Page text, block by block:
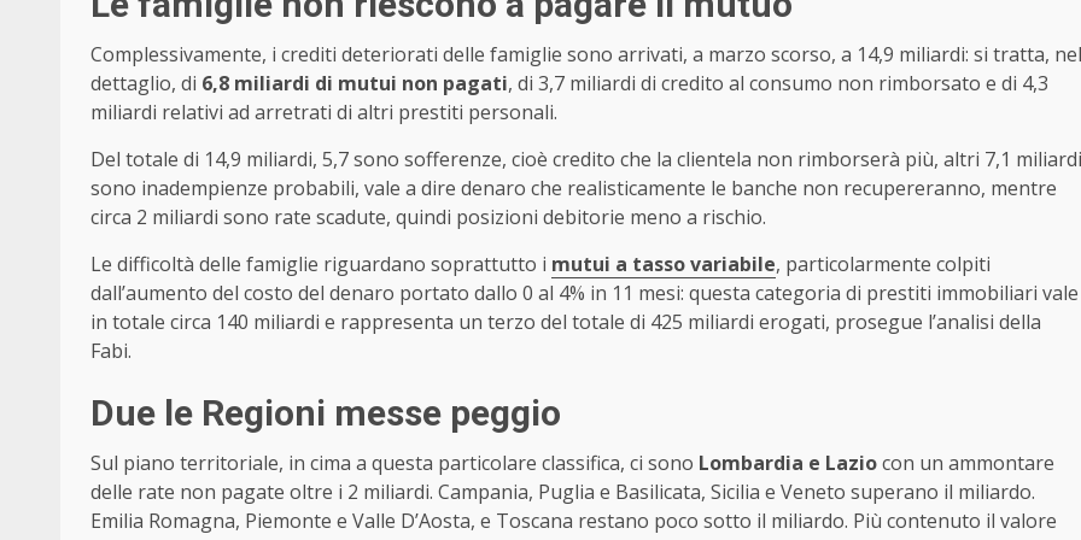
Complessivamente, i crediti deteriorati delle famiglie sono arrivati, a marzo scorso, a 14,9 miliardi: si tratta, nel
dettaglio, di 6,8 miliardi di mutui non pagati, di 3,7 miliardi di credito al consumo non rimborsato e di 4,3
miliardi relativi ad arretrati di altri prestiti personali.
Del totale di 14,9 miliardi, 5,7 sono sofferenze, cioè credito che la clientela non rimborserà più, altri 7,1 miliardi
sono inadempienze probabili, vale a dire denaro che realisticamente le banche non recupereranno, mentre
circa 2 miliardi sono rate scadute, quindi posizioni debitorie meno a rischio.
Le difficoltà delle famiglie riguardano soprattutto i mutui a tasso variabile, particolarmente colpiti
dall’aumento del costo del denaro portato dallo 0 al 4% in 11 mesi: questa categoria di prestiti immobiliari vale
in totale circa 140 miliardi e rappresenta un terzo del totale di 425 miliardi erogati, prosegue l’analisi della
Fabi.
Due le Regioni messe peggio
Sul piano territoriale, in cima a questa particolare classifica, ci sono Lombardia e Laziocon un ammontare
delle rate non pagate oltre i 2 miliardi. Campania, Puglia e Basilicata, Sicilia e Veneto superano il miliardo.
Emilia Romagna, Piemonte e Valle D’Aosta, e Toscana restano poco sotto il miliardo. Più contenuto il valore